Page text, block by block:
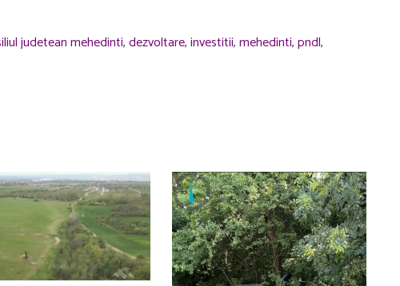
judetean mehedinti,dezvoltare,investitii,mehedinti,pndl,